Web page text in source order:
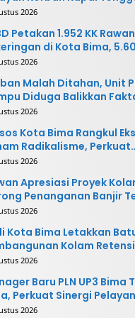
2026
Petakan 1.952 KK Rawan
di Kota Bima,
Terdampak
2026
Malah Ditahan, Unit
Diduga Balikkan
2026
Kota Bima Rangkul
Radikalisme, Perkuat
Sosial
2026
Apresiasi Proyek
Penanganan Banjir
2026
Kota Bima Letakkan
Kolam
2026
Baru PLN UP3 Bima
Perkuat Sinergi
2026